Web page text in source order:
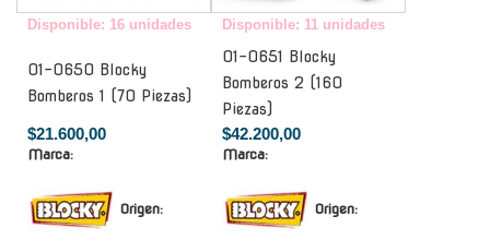
Disponible: 16 unidades
01-0650 Blocky
Bomberos 1 (70 Piezas)
$21.600,00
Marca:
Origen:
Disponible: 11 unidades
01-0651 Blocky
Bomberos 2 (160
Piezas)
$42.200,00
Marca:
Origen: